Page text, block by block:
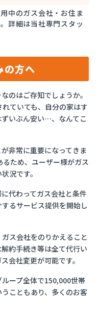
中のガス会社・お住ま
詳細は当社専門スタッ
の方へ
のはご存知でしょうか。
ていても、自分の家はす
いぶん安い…、なんてこ
非常に重要になってきま
ため、ユーザー様がガス
況です。
代わってガス会社と条件
るサービス提供を開始し
ス会社をのりかえること
約手続き等は全て代行い
会社変更が可能です。
ープ全体で150,000世帯
こともあり、多くのお客